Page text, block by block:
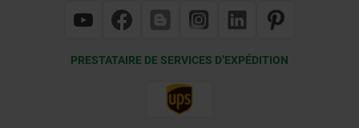
PRESTATAIRE DE SERVICES D’EXPÉDITION